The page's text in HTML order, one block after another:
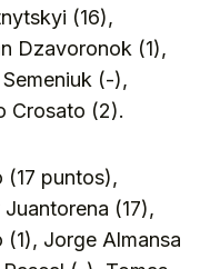
(16),
Dzavoronok (1),
(-),
Crosato (2).
(17 puntos),
(17),
(1), Jorge Almansa